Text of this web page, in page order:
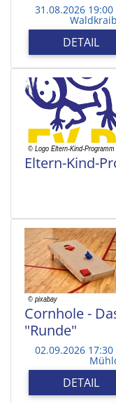
31.08.2026
DETAIL
Eltern-Kind-
Cornhole -
"Runde"
02.09.2026
DETAIL